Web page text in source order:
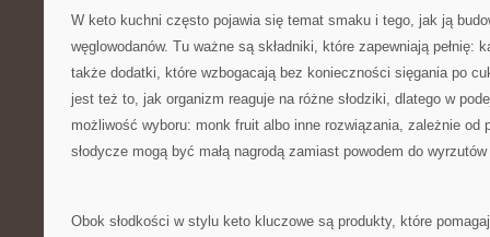
W keto kuchni często pojawia się temat smaku i tego, jak ją
węglowodanów. Tu ważne są składniki, które zapewniają pełnię:
także dodatki, które wzbogacają bez konieczności sięgania po
jest też to, jak organizm reaguje na różne słodziki, dlatego w
możliwość wyboru: monk fruit albo inne rozwiązania, zależnie od
słodycze mogą być małą nagrodą zamiast powodem do
Obok słodkości w stylu keto kluczowe są produkty, które